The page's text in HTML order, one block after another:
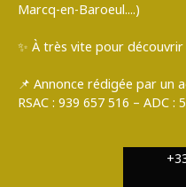
Marcq-en-Baroeul....)
✨ À très vite pour
📌 Annonce rédigée par un
RSAC : 939 657 516 – ADC :